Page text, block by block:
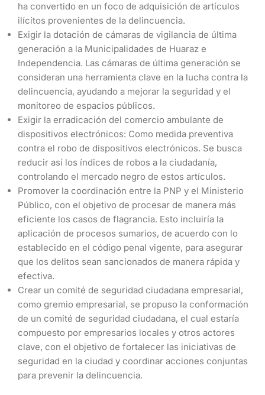
ha convertido en un foco de adquisición de artículos
ilícitos provenientes de la delincuencia.
Exigir la dotación de cámaras de vigilancia de última
generación a la Municipalidades de Huaraz e
Independencia. Las cámaras de última generación se
consideran una herramienta clave en la lucha contra la
delincuencia, ayudando a mejorar la seguridad y el
monitoreo de espacios públicos.
Exigir la erradicación del comercio ambulante de
dispositivos electrónicos: Como medida preventiva
contra el robo de dispositivos electrónicos. Se busca
reducir así los índices de robos a la ciudadanía,
controlando el mercado negro de estos artículos.
Promover la coordinación entre la PNP y el Ministerio
Público, con el objetivo de procesar de manera más
eficiente los casos de flagrancia. Esto incluiría la
aplicación de procesos sumarios, de acuerdo con lo
establecido en el código penal vigente, para asegurar
que los delitos sean sancionados de manera rápida y
efectiva.
Crear un comité de seguridad ciudadana empresarial,
como gremio empresarial, se propuso la conformación
de un comité de seguridad ciudadana, el cual estaría
compuesto por empresarios locales y otros actores
clave, con el objetivo de fortalecer las iniciativas de
seguridad en la ciudad y coordinar acciones conjuntas
para prevenir la delincuencia.